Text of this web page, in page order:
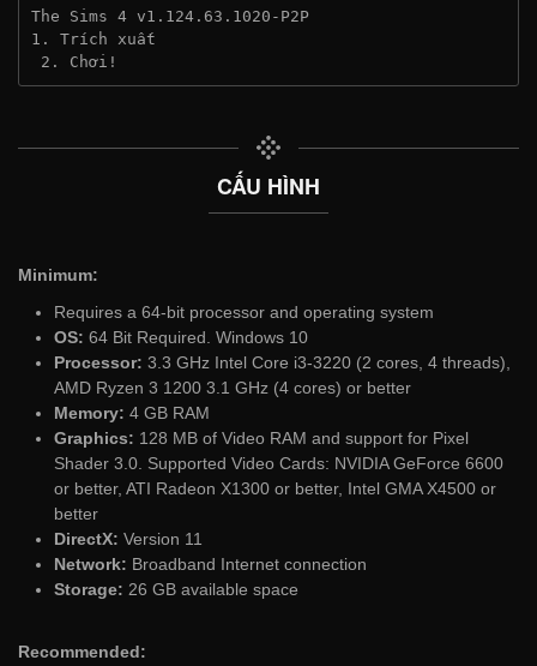
The Sims 4 v1.124.63.1020-P2P
1. Trích xuất
2. Chơi!
CẤU HÌNH
Minimum:
Requires a 64-bit processor and operating system
OS: 64 Bit Required. Windows 10
Processor: 3.3 GHz Intel Core i3-3220 (2 cores, 4 threads),
AMD Ryzen 3 1200 3.1 GHz (4 cores) or better
Memory: 4 GB RAM
Graphics: 128 MB of Video RAM and support for Pixel
Shader 3.0. Supported Video Cards: NVIDIA GeForce 6600
or better, ATI Radeon X1300 or better, Intel GMA X4500 or
better
DirectX: Version 11
Network: Broadband Internet connection
Storage: 26 GB available space
Recommended: